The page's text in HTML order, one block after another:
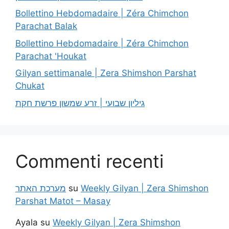
Bollettino Hebdomadaire | Zéra Chimchon
Parachat Balak
Bollettino Hebdomadaire | Zéra Chimchon
Parachat 'Houkat
Gilyan settimanale | Zera Shimshon Parshat
Chukat
גיליון שבועי | זרע שמשון פרשת חקת
Commenti recenti
מערכת האתר su Weekly Gilyan | Zera Shimshon
Parshat Matot – Masay
Ayala su Weekly Gilyan | Zera Shimshon